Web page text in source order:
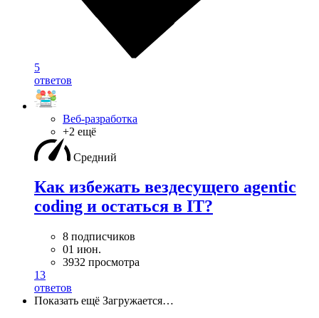
5
ответов
Веб-разработка
+2 ещё
Средний
Как избежать вездесущего agentic
coding и остаться в IT?
8 подписчиков
01 июн.
3932 просмотра
13
ответов
Показать ещё Загружается…